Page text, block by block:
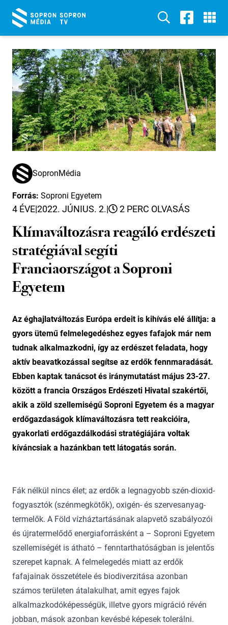
SopronMédia
Forrás: Soproni Egyetem
4 ÉVE|2022. JÚNIUS. 2.| 2 PERC OLVASÁS
Klímaváltozásra reagáló erdészeti
stratégiával segíti
Franciaországot a Soproni
Egyetem
Az éghajlatváltozás Európa erdeit is kihívás elé állítja: a
gyors ütemű felmelegedéshez egyes fafajok már nem
tudnak alkalmazkodni, így az erdészet feladata, hogy
aktív beavatkozással segítse az erdők fennmaradását.
Ebben kaptak tanácsot és iránymutatást május 23-27.
között a francia Országos Erdészeti Hivatal szakértői,
akik a zöld szellemiségű Soproni Egyetem és a magyar
erdőgazdaságok klímaváltozásra tett reakcióira,
gyakorlati erdőgazdálkodási stratégiájára voltak
kíváncsiak a hazánkban tett látogatás során.
Fák nélkül nincs élet; az erdők a legnagyobb szén-dioxid-
fogyasztók (szénmegkötők), oxigén- és szervesanyag-
termelők. A Föld vízháztartásának alapvető szabályozói
és újratermelődő energiaforrásként a – Soproni Egyetem
szellemiségét is átható – fenntarthatóságban is jelentős
szerepet kapnak. A felmelegedés miatt az erdők
fafajainak összetétele és biodiverzitása azonban
számos területen átalakulhat, amit egyes fajok
alkalmazkodóképességük, illetve gyors migráció révén
jobban, mások azonban kevésbé képesek tolerálni.